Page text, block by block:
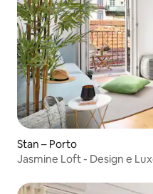
Stan – Porto
Jasmine Loft - Design e